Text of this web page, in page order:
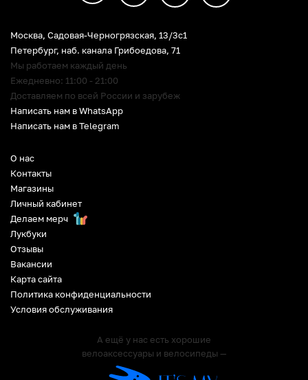
О нас
Контакты
Магазины
Личный кабинет
Делаем мерч
Лукбуки
Отзывы
Вакансии
Карта сайта
Политика конфиденциальности
Условия обслуживания
А ещё у нас есть хорошие
велоаксессуары и велосипеды —
Москва, Садовая-Черногрязская, 13/3c1
Петербург, наб. канала Грибоедова, 71
Мы работаем каждый день
Ежедневно: 11:00 - 21:00
Доставляем по всей России и зарубеж
Написать нам в WhatsApp
Написать нам в Telegram